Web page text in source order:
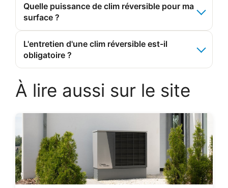
Quelle puissance de clim réversible pour ma
surface ?
L'entretien d'une clim réversible est-il
obligatoire ?
À lire aussi sur le site